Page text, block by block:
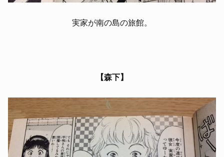
実家が南の島の旅館。
【森下】